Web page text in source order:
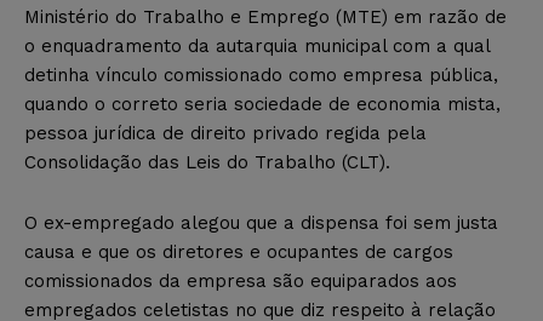
Ministério do Trabalho e Emprego (MTE) em razão de
o enquadramento da autarquia municipal com a qual
detinha vínculo comissionado como empresa pública,
quando o correto seria sociedade de economia mista,
pessoa jurídica de direito privado regida pela
Consolidação das Leis do Trabalho (CLT).
O ex-empregado alegou que a dispensa foi sem justa
causa e que os diretores e ocupantes de cargos
comissionados da empresa são equiparados aos
empregados celetistas no que diz respeito à relação